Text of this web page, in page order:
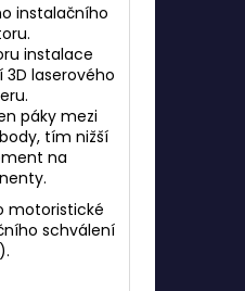
instalačního
instalace
laserového
páky mezi
tím nižší
na
motoristické
schválení